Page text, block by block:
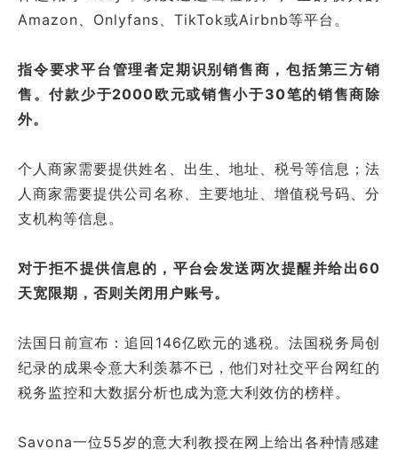
Amazon、Onlyfans、TikTok或Airbnb等平台。
指令要求平台管理者定期识别销售商，包括第三方销
售。付款少于2000欧元或销售小于30笔的销售商除
外。
个人商家需要提供姓名、出生、地址、税号等信息；法
人商家需要提供公司名称、主要地址、增值税号码、分
支机构等信息。
对于拒不提供信息的，平台会发送两次提醒并给出60
天宽限期，否则关闭用户账号。
法国日前宣布：追回146亿欧元的逃税。法国税务局创
纪录的成果令意大利羡慕不已，他们对社交平台网红的
税务监控和大数据分析也成为意大利效仿的榜样。
Savona一位55岁的意大利教授在网上给出各种情感建